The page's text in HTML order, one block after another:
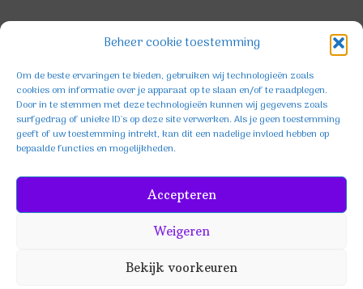
Beheer cookie toestemming
Om de beste ervaringen te bieden, gebruiken wij technologieën zoals
cookies om informatie over je apparaat op te slaan en/of te raadplegen.
Door in te stemmen met deze technologieën kunnen wij gegevens zoals
surfgedrag of unieke ID's op deze site verwerken. Als je geen toestemming
geeft of uw toestemming intrekt, kan dit een nadelige invloed hebben op
bepaalde functies en mogelijkheden.
Accepteren
Weigeren
Bekijk voorkeuren
©2025 TeDa-design